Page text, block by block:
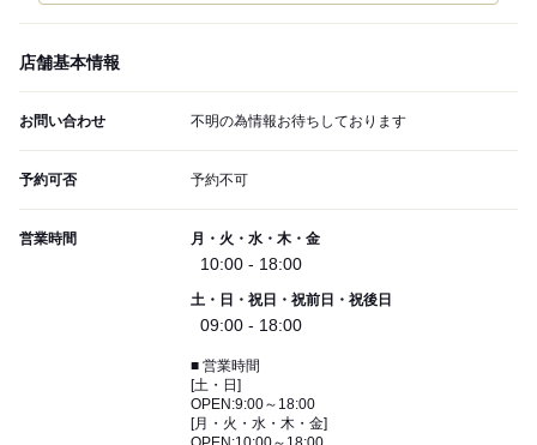
店舗基本情報
お問い合わせ 不明の為情報お待ちしております
予約可否 予約不可
営業時間 月・火・水・木・金
10:00 - 18:00
土・日・祝日・祝前日・祝後日
09:00 - 18:00
■ 営業時間
[土・日]
OPEN:9:00～18:00
[月・火・水・木・金]